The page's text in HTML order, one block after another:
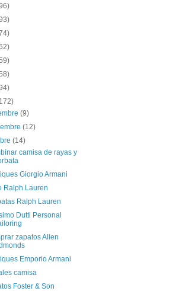
(9)
(12)
(14)
camisa de rayas y
Giorgio Armani
Ralph Lauren
Ralph Lauren
Dutti Personal
zapatos Allen
Emporio Armani
camisa
Foster & Son